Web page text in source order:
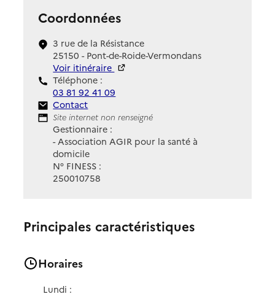
Coordonnées
3 rue de la Résistance
25150 - Pont-de-Roide-Vermondans
Voir itinéraire
Téléphone :
03 81 92 41 09
Contact
Contact
Site Internet
Site internet non renseigné
Gestionnaire :
- Association AGIR pour la santé à
domicile
N° FINESS :
250010758
Principales caractéristiques
Horaires
Lundi :